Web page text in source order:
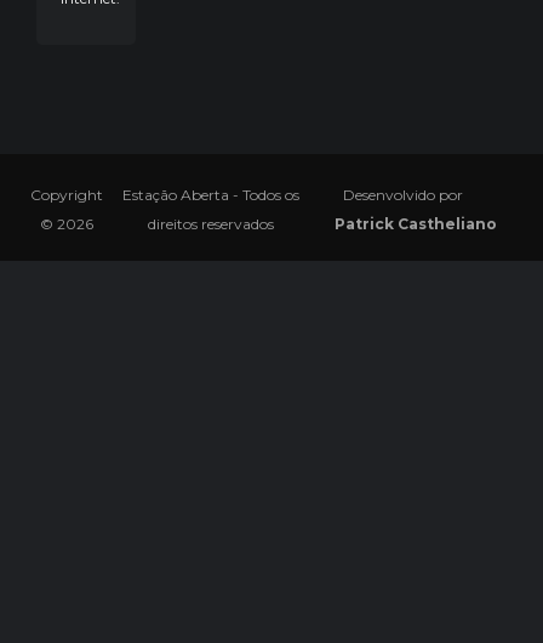
Copyright
© 2026
Estação Aberta - Todos os
direitos reservados
Desenvolvido por
Patrick Castheliano